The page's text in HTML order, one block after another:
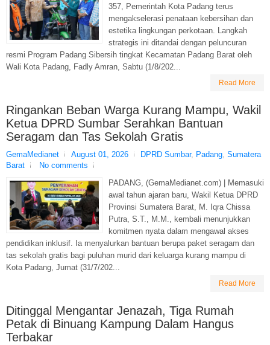
357, Pemerintah Kota Padang terus
mengakselerasi penataan kebersihan dan
estetika lingkungan perkotaan. Langkah
strategis ini ditandai dengan peluncuran
resmi Program Padang Sibersih tingkat Kecamatan Padang Barat oleh
Wali Kota Padang, Fadly Amran, Sabtu (1/8/202...
Read More
Ringankan Beban Warga Kurang Mampu, Wakil
Ketua DPRD Sumbar Serahkan Bantuan
Seragam dan Tas Sekolah Gratis
GemaMedianet August 01, 2026 DPRD Sumbar, Padang, Sumatera
Barat
No comments
PADANG, (GemaMedianet.com) | Memasuki
awal tahun ajaran baru, Wakil Ketua DPRD
Provinsi Sumatera Barat, M. Iqra Chissa
Putra, S.T., M.M., kembali menunjukkan
komitmen nyata dalam mengawal akses
pendidikan inklusif. Ia menyalurkan bantuan berupa paket seragam dan
tas sekolah gratis bagi puluhan murid dari keluarga kurang mampu di
Kota Padang, Jumat (31/7/202...
Read More
Ditinggal Mengantar Jenazah, Tiga Rumah
Petak di Binuang Kampung Dalam Hangus
Terbakar